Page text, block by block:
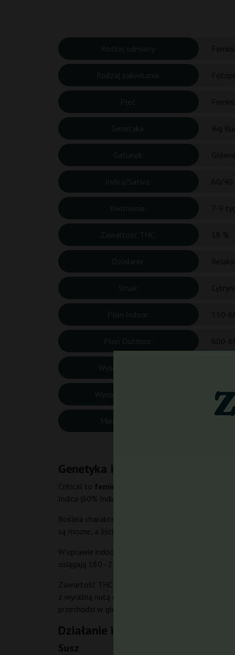
Rodzaj odmiany:
Rodzaj zakwitania:
Płeć:
Genetyka:
Gatunek:
Indica/Sativa:
Kwitnienie:
Zawartość THC:
Działanie:
Smak:
Plon Indoor:
Plon Outdoor:
Wysokość Indoor:
Wysokość Outdoor: 180-
Miesiąc zbiorów:
Genetyka i charakterystyka Critical
Critical to feminizowane nasiona konopi
o
Indica (60% Indica / 40% Sativa). Genetyka ta
Roślina charakteryzuje się kompaktowym,
są mocne, a liście szerokie i ciemnozielone, co jest
W uprawie indoor wysokość wynosi 80–140 cm, a
osiągają 180–220 cm, a zbiory przypadają na
Zawartość THC wynosi
, przy śladowym
z wyraźną nutą cytryny i korzenno-ziemistym
przechodzi w głębokie, fizyczne odprężenie.
Działanie i profil Critical
Susz